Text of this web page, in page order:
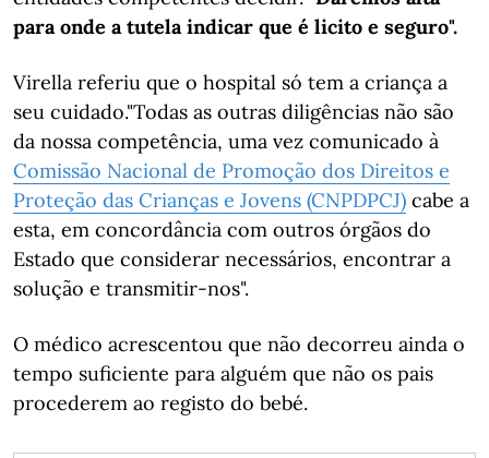
para onde a tutela indicar que é licito e seguro".
Virella referiu que o hospital só tem a criança a
seu cuidado."Todas as outras diligências não são
da nossa competência, uma vez comunicado à
Comissão Nacional de Promoção dos Direitos e
Proteção das Crianças e Jovens (CNPDPCJ) cabe a
esta, em concordância com outros órgãos do
Estado que considerar necessários, encontrar a
solução e transmitir-nos".
O médico acrescentou que não decorreu ainda o
tempo suficiente para alguém que não os pais
procederem ao registo do bebé.